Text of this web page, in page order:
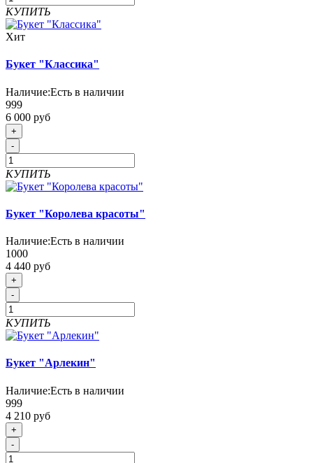
КУПИТЬ
Хит
Букет "Классика"
Наличие:Есть в наличии
999
6 000 руб
+
-
КУПИТЬ
Букет "Королева красоты"
Наличие:Есть в наличии
1000
4 440 руб
+
-
КУПИТЬ
Букет "Арлекин"
Наличие:Есть в наличии
999
4 210 руб
+
-